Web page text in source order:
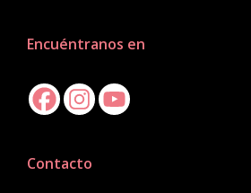
Encuéntranos en
Contacto